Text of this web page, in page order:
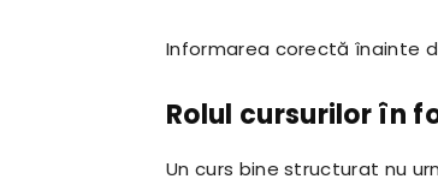
Informarea corectă înainte
Rolul cursurilor în
Un curs bine structurat nu